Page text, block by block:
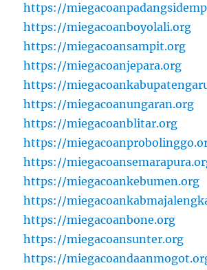
https://
https://miegacoanboyolali.org
https://miegacoansampit.org
https://miegacoanjepara.org
https://
https://miegacoanungaran.org
https://miegacoanblitar.org
https://
https://
https://miegacoankebumen.org
https://
https://miegacoanbone.org
https://miegacoansunter.org
https://